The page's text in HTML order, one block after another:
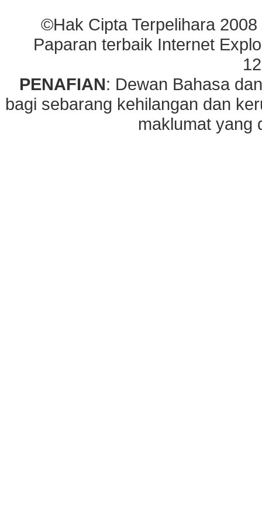
©Hak Cipta Terpelihara
Paparan terbaik Internet
PENAFIAN: Dewan Bahasa
bagi sebarang kehilangan dan
maklumat yang